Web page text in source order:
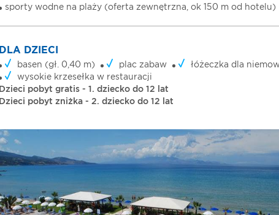
sporty wodne na plaży (oferta zewnętrzna, ok 150 m od hotelu)
DLA DZIECI
basen (gł. 0,40 m) plac zabaw
łóżeczka dla
wysokie krzesełka w restauracji
Dzieci pobyt gratis - 1. dziecko do 12 lat
Dzieci pobyt zniżka - 2. dziecko do 12 lat